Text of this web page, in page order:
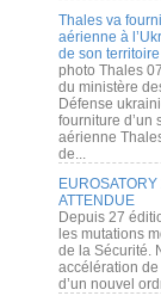
Thales va
aérienne à
de son territoire
photo Thales
du ministère
Défense
fourniture d’un
aérienne
de...
ATTENDUE
Depuis 27
les mutations
de la Sécurité.
accélération de
d’un nouvel